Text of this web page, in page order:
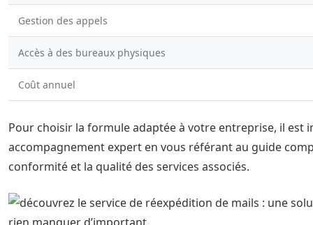
Gestion des appels
Accès à des bureaux physiques
Coût annuel
Pour choisir la formule adaptée à votre entreprise, il est
accompagnement expert en vous référant au guide
conformité et la qualité des services associés.